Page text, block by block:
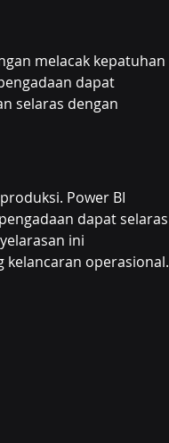
melacak kepatuhan
dapat
selaras dengan
Power BI
dapat selaras
ini
operasional.